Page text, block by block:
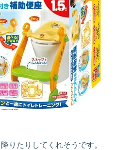
りたりしてくれそうです。